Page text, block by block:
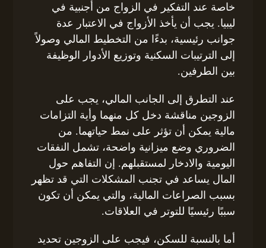
خاصة عند التفكير في الزواج من أجنبية في
ليبيا. يجب أن يأخذ الأزواج في الاعتبار عدة
جوانب رئيسية، بدءًا من التخطيط المالي وصولاً
إلى الترتيبات السكنية وتوزيع الأدوار الوظيفة
بين الطرفين.
عند التطرق إلى الجانب المالي، يجب على
الزوجين مناقشة دخل كل منهما وأية التزامات
مالية يمكن أن تؤثر على نمط حياتهما. من
الضروري وضع ميزانية واضحة، تشمل النفقات
اليومية والادخار لمستقبلهم. إن التفاهم حول
المال يساعد في تجنب المشكلات التي قد تظهر
بسبب الصراعات المالية، والتي يمكن أن تكون
سببًا رئيسيًا للتوتر في العلاقات.
أما بالنسبة للسكن، فيجب على الزوجين تحديد